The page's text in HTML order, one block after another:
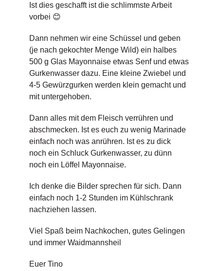
Ist dies geschafft ist die schlimmste Arbeit
vorbei 😊
Dann nehmen wir eine Schüssel und geben
(je nach gekochter Menge Wild) ein halbes
500 g Glas Mayonnaise etwas Senf und etwas
Gurkenwasser dazu. Eine kleine Zwiebel und
4-5 Gewürzgurken werden klein gemacht und
mit untergehoben.
Dann alles mit dem Fleisch verrühren und
abschmecken. Ist es euch zu wenig Marinade
einfach noch was anrühren. Ist es zu dick
noch ein Schluck Gurkenwasser, zu dünn
noch ein Löffel Mayonnaise.
Ich denke die Bilder sprechen für sich. Dann
einfach noch 1-2 Stunden im Kühlschrank
nachziehen lassen.
Viel Spaß beim Nachkochen, gutes Gelingen
und immer Waidmannsheil
Euer Tino